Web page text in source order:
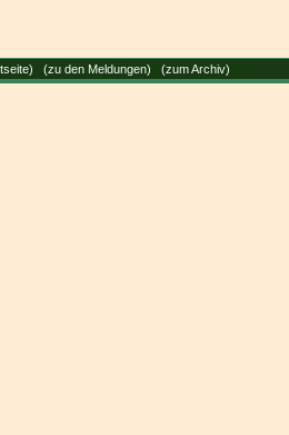
) (zu den Meldungen) (zum Archiv)